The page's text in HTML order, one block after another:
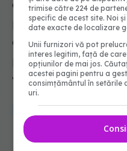
cercetătoare și un
părere ai?
acest mecanism.
prea depistează
vom ști mai multe în
Urmărește-ne și
trimise către 224 de
specific de acest site. Noi
date exacte de localizare
Unii furnizori vă pot
interes legitim, față de
opțiunilor de mai jos.
acestei pagini pentru a
consimțământul în setările
uri.